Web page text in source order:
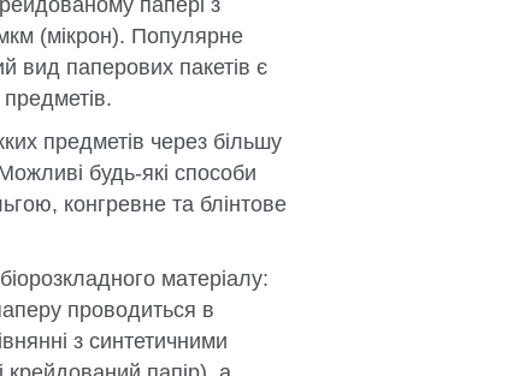
папері з
(мікрон). Популярне
вид паперових пакетів є
предметів через більшу
будь-які способи
конгревне та блінтове
матеріалу:
проводиться в
з синтетичними